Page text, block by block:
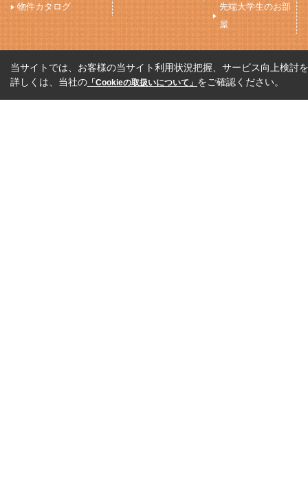
物件カタログ
先端大学生のお部
屋
当サイトでは、お客様の当サイト利用状況把握、サービス向上検討
詳しくは、当社の 「Cookieの取扱いについて」 をご確認ください。